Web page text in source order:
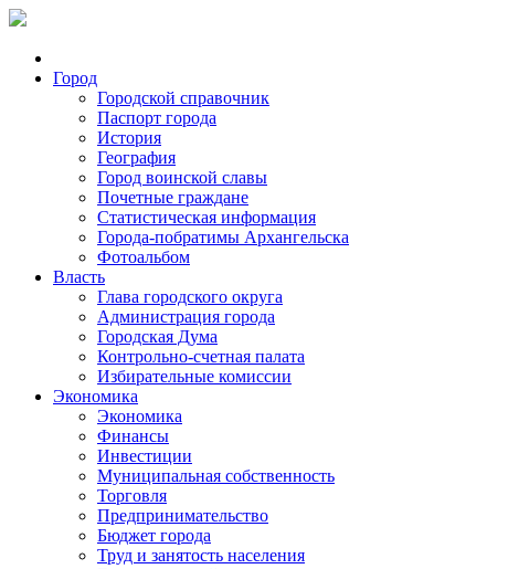
Город
Городской справочник
Паспорт города
История
География
Город воинской славы
Почетные граждане
Статистическая информация
Города-побратимы Архангельска
Фотоальбом
Власть
Глава городского округа
Администрация города
Городская Дума
Контрольно-счетная палата
Избирательные комиссии
Экономика
Экономика
Финансы
Инвестиции
Муниципальная собственность
Торговля
Предпринимательство
Бюджет города
Труд и занятость населения